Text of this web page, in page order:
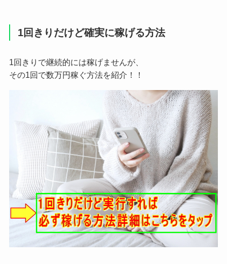
1回きりだけど確実に稼げる方法
1回きりで継続的には稼げませんが、
その1回で数万円稼ぐ方法を紹介！！